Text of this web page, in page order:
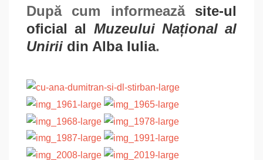
După cum informează site-ul
oficial al Muzeului Național al
Unirii din Alba Iulia.